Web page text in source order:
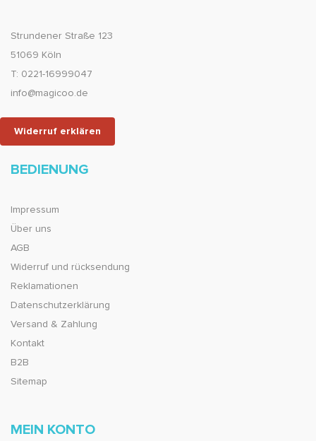
Strundener Straße 123
51069 Köln
T: 0221-16999047
info@magicoo.de
Widerruf erklären
BEDIENUNG
Impressum
Über uns
AGB
Widerruf und rücksendung
Reklamationen
Datenschutzerklärung
Versand & Zahlung
Kontakt
B2B
Sitemap
MEIN KONTO